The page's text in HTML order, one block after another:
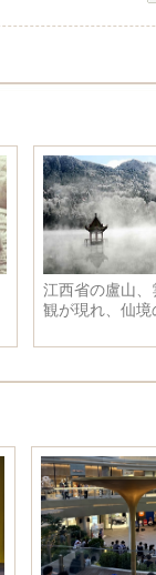
江西省の盧山
観が現れ、仙境